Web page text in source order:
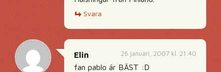
Svara
26 januari, 2007 kl. 21:40
Elin
fan pablo är BÄST :D